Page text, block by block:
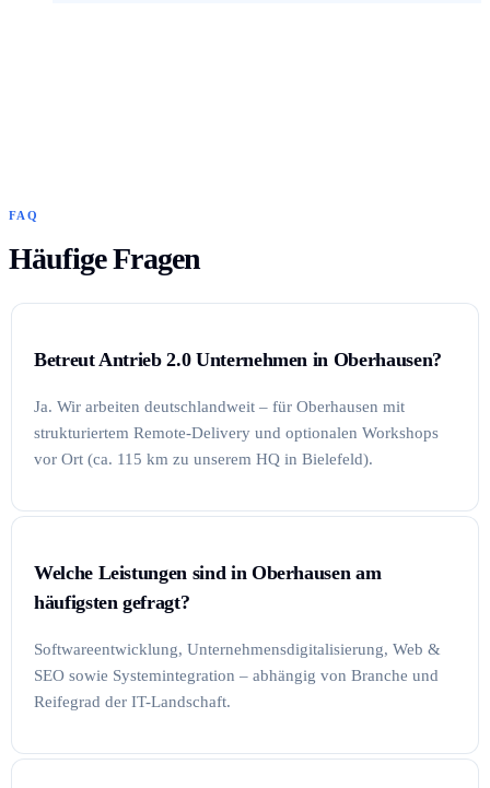
FAQ
Häufige Fragen
Betreut Antrieb 2.0 Unternehmen in Oberhausen?
Ja. Wir arbeiten deutschlandweit – für Oberhausen mit
strukturiertem Remote-Delivery und optionalen Workshops
vor Ort (ca. 115 km zu unserem HQ in Bielefeld).
Welche Leistungen sind in Oberhausen am
häufigsten gefragt?
Softwareentwicklung, Unternehmensdigitalisierung, Web &
SEO sowie Systemintegration – abhängig von Branche und
Reifegrad der IT-Landschaft.